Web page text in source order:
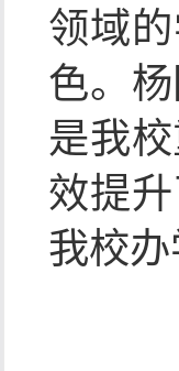
领域
色。
是我
效提
我校